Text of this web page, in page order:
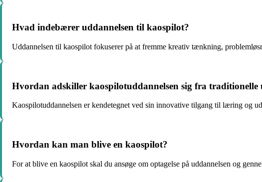
Hvad indebærer uddannelsen til kaospilot?
Uddannelsen til kaospilot fokuserer på at fremme kreativ tænkning,
Hvordan adskiller kaospilotuddannelsen sig fra traditionelle
Kaospilotuddannelsen er kendetegnet ved sin innovative tilgang til læring og
Hvordan kan man blive en kaospilot?
For at blive en kaospilot skal du ansøge om optagelse på uddannelsen og